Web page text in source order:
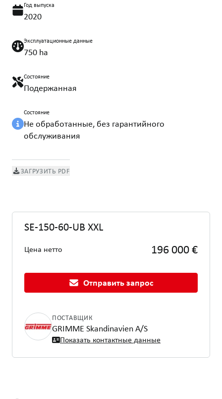
Год выпуска
2020
Эксплуатационные данные
750 ha
Состояние
Подержанная
Состояние
Не обработанные, без гарантийного
обслуживания
ЗАГРУЗИТЬ PDF
SE-150-60-UB XXL
Цена нетто 196 000 €
Отправить запрос
ПОСТАВЩИК
GRIMME Skandinavien A/S
Показать контактные данные